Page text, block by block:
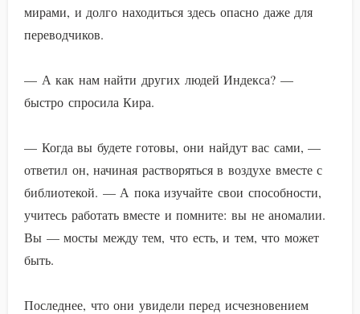
мирами, и долго находиться здесь опасно даже для
переводчиков.
— А как нам найти других людей Индекса? —
быстро спросила Кира.
— Когда вы будете готовы, они найдут вас сами, —
ответил он, начиная растворяться в воздухе вместе с
библиотекой. — А пока изучайте свои способности,
учитесь работать вместе и помните: вы не аномалии.
Вы — мосты между тем, что есть, и тем, что может
быть.
Последнее, что они увидели перед исчезновением